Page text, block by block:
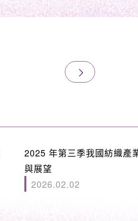
2025 年第三季我國紡織產
與展望
2026.02.02